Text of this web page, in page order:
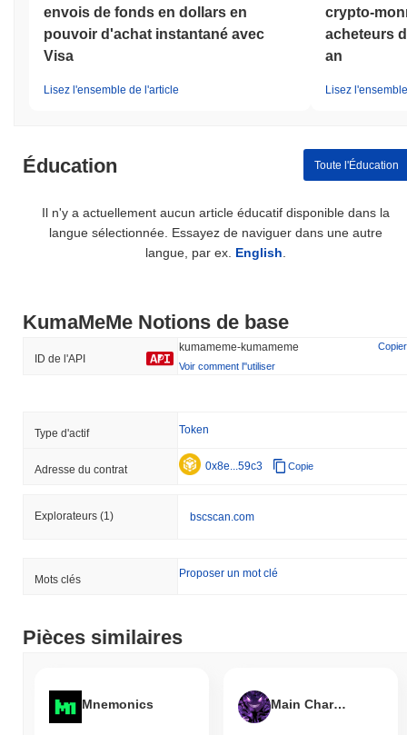
envois de fonds en dollars en
pouvoir d'achat instantané avec
Visa
Lisez l'ensemble de l'article
crypto-
acheteurs
an
Lisez
Éducation Toute l'Éducation
Il n'y a actuellement aucun article éducatif disponible dans la
langue sélectionnée. Essayez de naviguer dans une autre
langue, par ex. English.
KumaMeMe Notions de base
ID de l'API
kumameme-kumameme
Copier
Voir comment l''utiliser
Type d'actif Token
Adresse du contrat 0x8e...59c3 Copie
Explorateurs (1) bscscan.com
Mots clés Proposer un mot clé
Pièces similaires
Mnemonics Main Character Energy